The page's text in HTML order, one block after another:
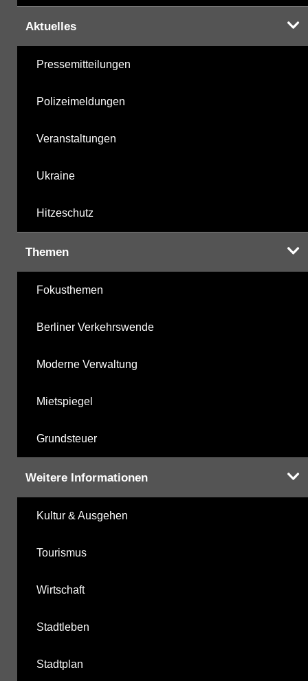
Aktuelles
Pressemitteilungen
Polizeimeldungen
Veranstaltungen
Ukraine
Hitzeschutz
Themen
Fokusthemen
Berliner Verkehrswende
Moderne Verwaltung
Mietspiegel
Grundsteuer
Weitere Informationen
Kultur & Ausgehen
Tourismus
Wirtschaft
Stadtleben
Stadtplan